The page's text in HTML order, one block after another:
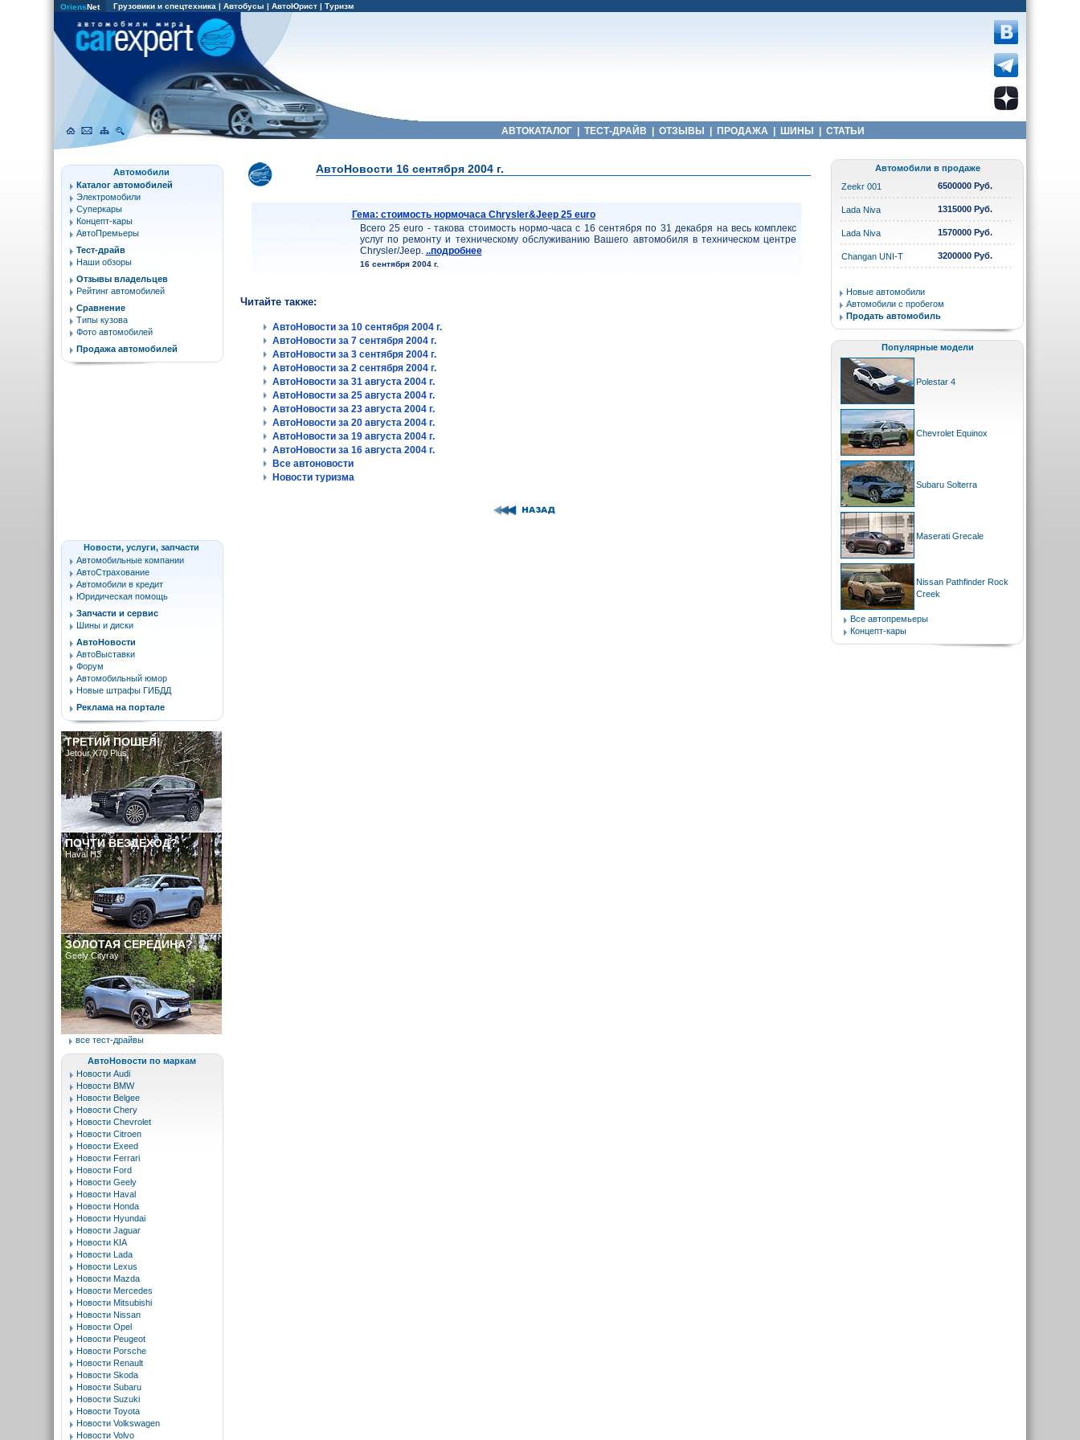
OriensNet Грузовики и спецтехника | Автобусы | АвтоЮрист | Туризм
АВТОКАТАЛОГ ТЕСТ-ДРАЙВ ОТЗЫВЫ ПРОДАЖА ШИНЫ СТАТЬИ
АвтоНовости 16 сентября 2004 г.
Гема: стоимость нормочаса Chrysler&Jeep 25 euro
Всего 25 euro - такова стоимость нормо-часа с 16 сентября по 31 декабря на весь комплекс
услуг по ремонту и техническому обслуживанию Вашего автомобиля в техническом центре
Chrysler/Jeep. ..подробнее
16 сентября 2004 г.
Читайте также:
АвтоНовости за 10 сентября 2004 г.
АвтоНовости за 7 сентября 2004 г.
АвтоНовости за 3 сентября 2004 г.
АвтоНовости за 2 сентября 2004 г.
АвтоНовости за 31 августа 2004 г.
АвтоНовости за 25 августа 2004 г.
АвтоНовости за 23 августа 2004 г.
АвтоНовости за 20 августа 2004 г.
АвтоНовости за 19 августа 2004 г.
АвтоНовости за 16 августа 2004 г.
Все автоновости
Новости туризма
Автомобили
Каталог автомобилей
Электромобили
Суперкары
Концепт-кары
АвтоПремьеры
Тест-драйв
Наши обзоры
Отзывы владельцев
Рейтинг автомобилей
Сравнение
Типы кузова
Фото автомобилей
Продажа автомобилей
Новости, услуги, запчасти
Автомобильные компании
АвтоСтрахование
Автомобили в кредит
Юридическая помощь
Запчасти и сервис
Шины и диски
АвтоНовости
АвтоВыставки
Форум
Автомобильный юмор
Новые штрафы ГИБДД
Реклама на портале
ТРЕТИЙ ПОШЕЛ!
Jetour X70 Plus
ПОЧТИ ВЕЗДЕХОД?
Haval H3
ЗОЛОТАЯ СЕРЕДИНА?
Geely Cityray
все тест-драйвы
АвтоНовости по маркам
Новости Audi
Новости BMW
Новости Belgee
Новости Chery
Новости Chevrolet
Новости Citroen
Новости Exeed
Новости Ferrari
Новости Ford
Новости Geely
Новости Haval
Новости Honda
Новости Hyundai
Новости Jaguar
Новости KIA
Новости Lada
Новости Lexus
Новости Mazda
Новости Mercedes
Новости Mitsubishi
Новости Nissan
Новости Opel
Новости Peugeot
Новости Porsche
Новости Renault
Новости Skoda
Новости Subaru
Новости Suzuki
Новости Toyota
Новости Volkswagen
Новости Volvo
Автомобили в продаже
Zeekr 001
6500000 Руб.
Lada Niva 1315000 Руб.
Lada Niva 1570000 Руб.
Changan UNI-T 3200000 Руб.
Новые автомобили
Автомобили с пробегом
Продать автомобиль
Популярные модели
Polestar 4
Chevrolet Equinox
Subaru Solterra
Maserati Grecale
Nissan Pathfinder Rock
Creek
Все автопремьеры
Концепт-кары